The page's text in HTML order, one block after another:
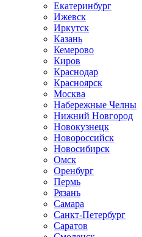
Екатеринбург
Ижевск
Иркутск
Казань
Кемерово
Киров
Краснодар
Красноярск
Москва
Набережные Челны
Нижний Новгород
Новокузнецк
Новороссийск
Новосибирск
Омск
Оренбург
Пермь
Рязань
Самара
Санкт-Петербург
Саратов